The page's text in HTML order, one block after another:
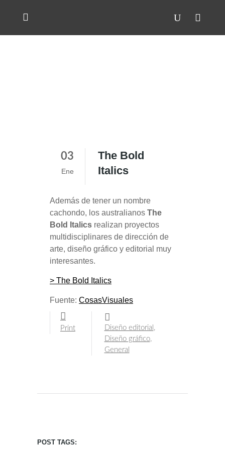
03
Ene
The Bold
Italics
Además de tener un nombre
cachondo, los australianos The
Bold Italics realizan proyectos
multidisciplinares de dirección de
arte, diseño gráfico y editorial muy
interesantes.
> The Bold Italics
Fuente: CosasVisuales
Print Diseño editorial ,
Diseño gráfico,
General
POST TAGS: